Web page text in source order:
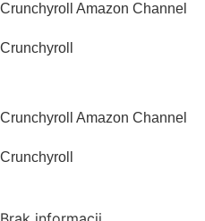
Crunchyroll Amazon Channel
Crunchyroll
Crunchyroll Amazon Channel
Crunchyroll